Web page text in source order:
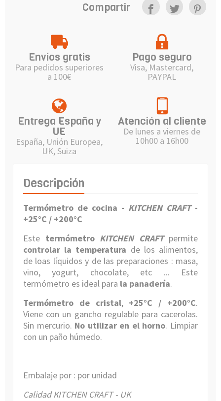
Compartir
Envíos gratis
Para pedidos superiores
a 100€
Pago seguro
Visa, Mastercard,
PAYPAL
Entrega España y
UE
España, Unión Europea,
UK, Suiza
Atención al cliente
De lunes a viernes de
10h00 a 16h00
Descripción
Termómetro de cocina - KITCHEN CRAFT-
+25°C / +200°C
Este termómetro KITCHEN CRAFTpermite
controlar la temperatura de los alimentos,
de loas líquidos y de las preparaciones : masa,
vino, yogurt, chocolate, etc ... Este
termómetro es ideal para la panadería.
Termómetro de cristal, +25°C / +200°C.
Viene con un gancho regulable para cacerolas.
Sin mercurio. No utilizar en el horno. Limpiar
con un paño húmedo.
Embalaje por : por unidad
Calidad KITCHEN CRAFT - UK